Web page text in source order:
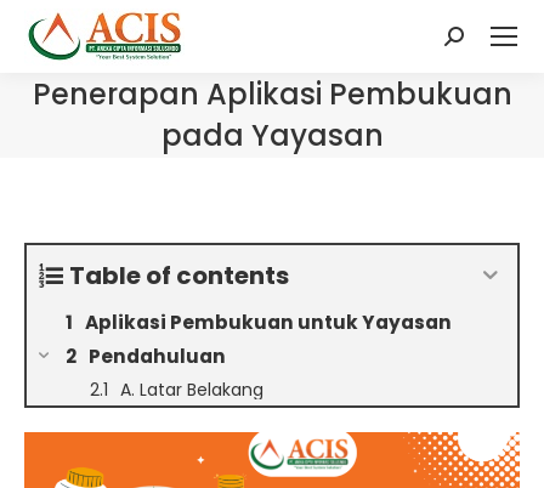
Search:
Penerapan Aplikasi Pembukuan
pada Yayasan
Table of contents
Aplikasi Pembukuan untuk Yayasan
Pendahuluan
A. Latar Belakang